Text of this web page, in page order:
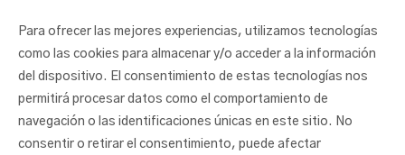
Para ofrecer las mejores experiencias, utilizamos tecnologías
como las cookies para almacenar y/o acceder a la información
del dispositivo. El consentimiento de estas tecnologías nos
permitirá procesar datos como el comportamiento de
navegación o las identificaciones únicas en este sitio. No
consentir o retirar el consentimiento, puede afectar